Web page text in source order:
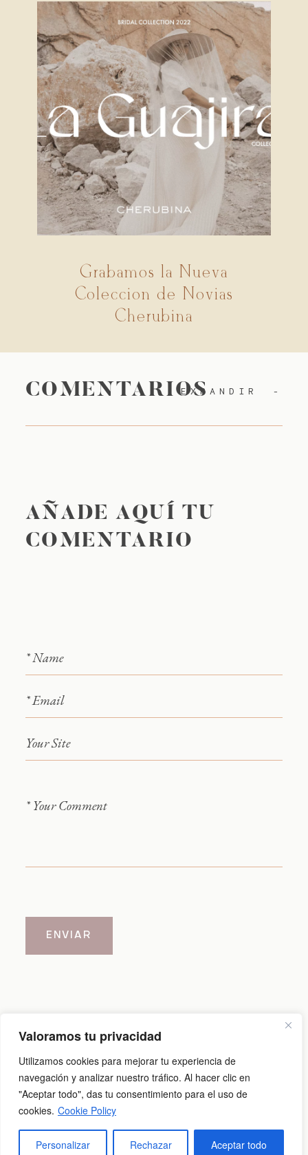
Valoramos tu privacidad
Utilizamos cookies para mejorar tu experiencia de
navegación y analizar nuestro tráfico. Al hacer clic en
"Aceptar todo", das tu consentimiento para el uso de
cookies. Cookie Policy
Personalizar Rechazar Aceptar todo
Grabamos la Nueva
Colección de Novias
Cherubina
COMENTARIOSEXPANDIR
AÑADE AQUÍ TU
COMENTARIO
ENVIAR
Aviso legal|Política de cookies
@2026 Carlos Cid